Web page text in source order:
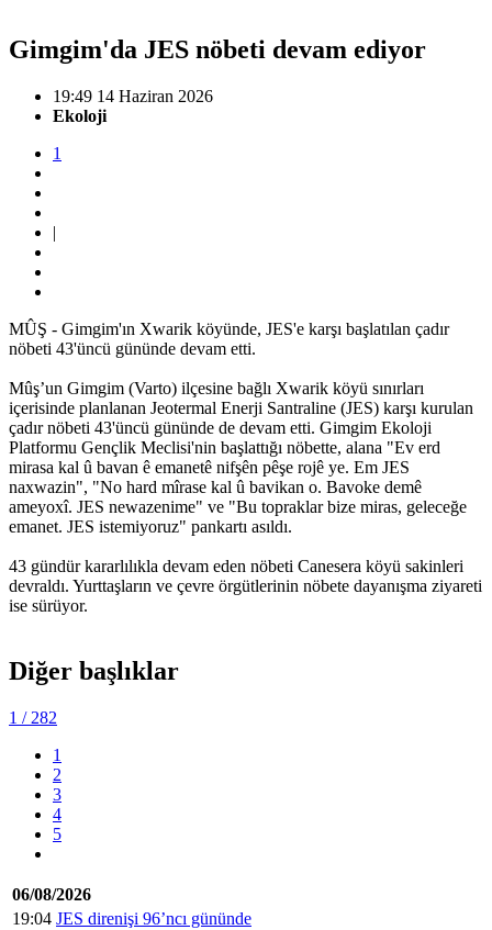
Gimgim'da JES nöbeti devam ediyor
19:49 14 Haziran 2026
Ekoloji
1
|
MÛŞ - Gimgim'ın Xwarik köyünde, JES'e karşı başlatılan çadır
nöbeti 43'üncü gününde devam etti.
Mûş’un Gimgim (Varto) ilçesine bağlı Xwarik köyü sınırları
içerisinde planlanan Jeotermal Enerji Santraline (JES) karşı kurulan
çadır nöbeti 43'üncü gününde de devam etti. Gimgim Ekoloji
Platformu Gençlik Meclisi'nin başlattığı nöbette, alana "Ev erd
mirasa kal û bavan ê emanetê nifşên pêşe rojê ye. Em JES
naxwazin", "No hard mîrase kal û bavikan o. Bavoke demê
ameyoxî. JES newazenime" ve "Bu topraklar bize miras, geleceğe
emanet. JES istemiyoruz" pankartı asıldı.
43 gündür kararlılıkla devam eden nöbeti Canesera köyü sakinleri
devraldı. Yurttaşların ve çevre örgütlerinin nöbete dayanışma ziyareti
ise sürüyor.
Diğer başlıklar
1 / 282
1
2
3
4
5
06/08/2026
19:04 JES direnişi 96’ncı gününde